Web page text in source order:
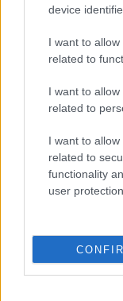
device
I want to
related to
I want to
related to
I want to
related to
functionality
user protection.